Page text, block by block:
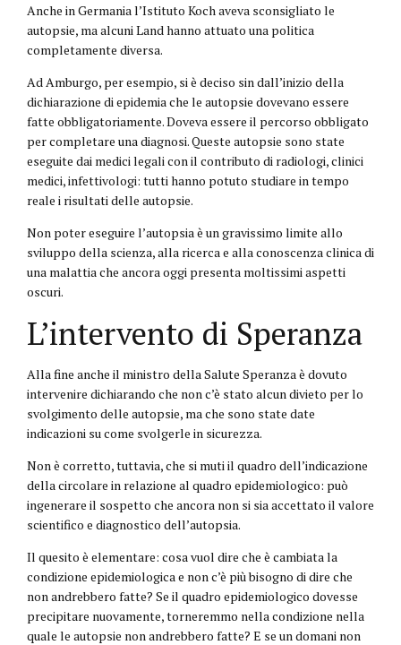
Anche in Germania l’Istituto Koch aveva sconsigliato le
autopsie, ma alcuni Land hanno attuato una politica
completamente diversa.
Ad Amburgo, per esempio, si è deciso sin dall’inizio della
dichiarazione di epidemia che le autopsie dovevano essere
fatte obbligatoriamente. Doveva essere il percorso obbligato
per completare una diagnosi. Queste autopsie sono state
eseguite dai medici legali con il contributo di radiologi, clinici
medici, infettivologi: tutti hanno potuto studiare in tempo
reale i risultati delle autopsie.
Non poter eseguire l’autopsia è un gravissimo limite allo
sviluppo della scienza, alla ricerca e alla conoscenza clinica di
una malattia che ancora oggi presenta moltissimi aspetti
oscuri.
L’intervento di Speranza
Alla fine anche il ministro della Salute Speranza è dovuto
intervenire dichiarando che non c’è stato alcun divieto per lo
svolgimento delle autopsie, ma che sono state date
indicazioni su come svolgerle in sicurezza.
Non è corretto, tuttavia, che si muti il quadro dell’indicazione
della circolare in relazione al quadro epidemiologico: può
ingenerare il sospetto che ancora non si sia accettato il valore
scientifico e diagnostico dell’autopsia.
Il quesito è elementare: cosa vuol dire che è cambiata la
condizione epidemiologica e non c’è più bisogno di dire che
non andrebbero fatte? Se il quadro epidemiologico dovesse
precipitare nuovamente, torneremmo nella condizione nella
quale le autopsie non andrebbero fatte? E se un domani non